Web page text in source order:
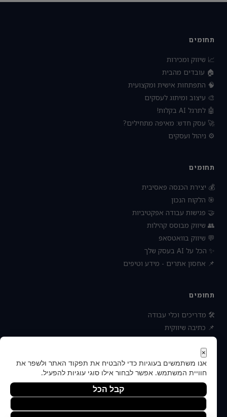
תחומים
📈 שיווק ומכירות
🏠 עובדים מהבית
🧠 התפתחות אישית ומקצועית
🎨 עיצוב ומיתוג לעסקים
🤖 לתרגל AI בקלות!
🚀 עסק חדש: מאיפה מתחילים?
⚙️ ניהול ועסקים
תחומים
💰 יצירת הכנסה פאסיבית
🎯 הלקוח הנכון
🤝 פגישות עבודה אפקטיביות
👥 שיווק מבוסס קהילות
💬 שיווק בוואטסאפ
✨ הכל על AI בעסק שלך
📌 אחסון אתרים - מידע וטיפים
תחומים
🛠 מדריכים וכלי עבודה
📌 כתיבה שיווקית
📌 socialbee מפלצת המדיה
📌 נטוורקינג וקשרים עסקיים
📌 חדשות כלכלה ועסקים
© 2026 — כל הזכויות
×
אנו משתמשים בעוגיות כדי להבטיח את תפקוד האתר ולשפר את
חוויית המשתמש. אפשר לבחור אילו סוגי עוגיות להפעיל.
קבל הכל